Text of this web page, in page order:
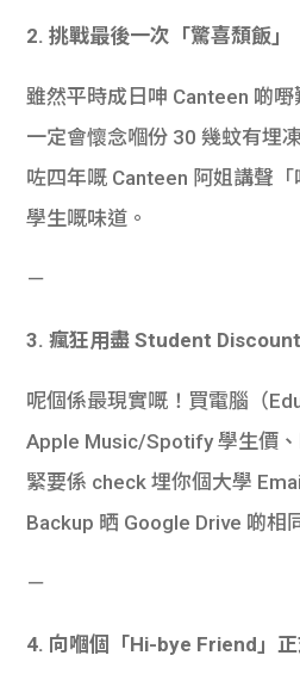
2. 挑戰最後一次「驚喜頹飯」
雖然平時成日呻 Canteen 啲
一定會懷念嗰份 30 幾蚊有埋
咗四年嘅 Canteen 阿姐講聲
學生嘅味道。
－
3. 瘋狂用盡 Student Discount
呢個係最現實嘅！買電腦（
Apple Music/Spotify 學生價
緊要係 check 埋你個大學
Backup 晒 Google Drive 啲相
－
4. 向嗰個「Hi-bye Friend」正